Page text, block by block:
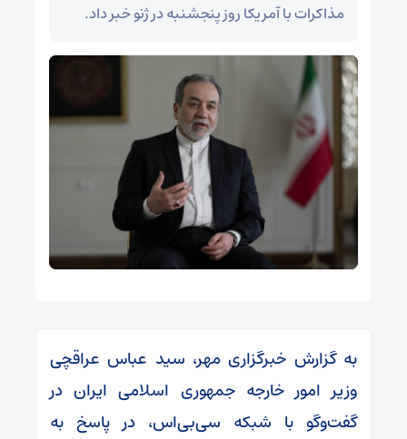
مذاکرات با آمریکا روز پنجشنبه در ژنو خبر داد.
به گزارش خبرگزاری مهر، سید عباس عراقچی
وزیر امور خارجه جمهوری اسلامی ایران در
گفت‌وگو با شبکه سی‌بی‌اس، در پاسخ به